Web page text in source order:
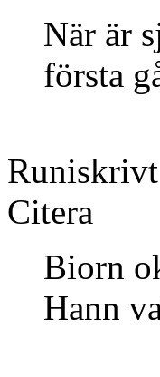
När är
första
Citera
Biorn
Hann